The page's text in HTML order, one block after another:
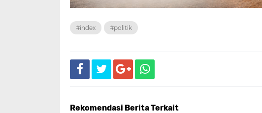
#index #politik
Rekomendasi Berita Terkait